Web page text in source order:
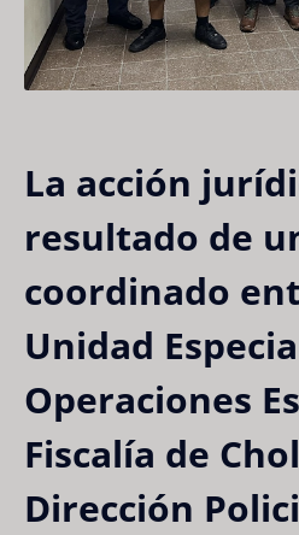
La acción
resultado de
coordinado
Unidad
Operaciones
Fiscalía de
Dirección